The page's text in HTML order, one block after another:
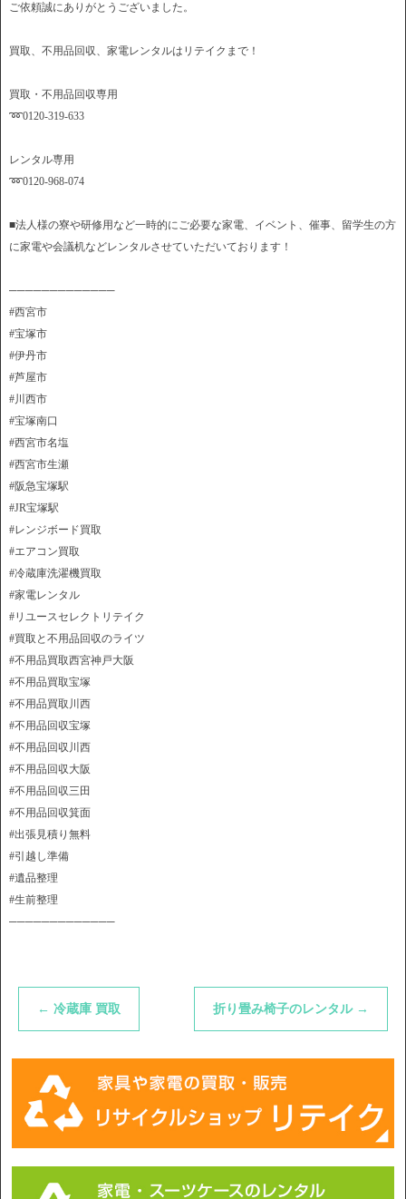
ご依頼誠にありがとうございました。
買取、不用品回収、家電レンタルはリテイクまで！
買取・不用品回収専用
➿0120-319-633
レンタル専用
➿0120-968-074
■法人様の寮や研修用など一時的にご必要な家電、イベント、催事、留学生の方
に家電や会議机などレンタルさせていただいております！
─────────────
#西宮市
#宝塚市
#伊丹市
#芦屋市
#川西市
#宝塚南口
#西宮市名塩
#西宮市生瀬
#阪急宝塚駅
#JR宝塚駅
#レンジボード買取
#エアコン買取
#冷蔵庫洗濯機買取
#家電レンタル
#リユースセレクトリテイク
#買取と不用品回収のライツ
#不用品買取西宮神戸大阪
#不用品買取宝塚
#不用品買取川西
#不用品回収宝塚
#不用品回収川西
#不用品回収大阪
#不用品回収三田
#不用品回収箕面
#出張見積り無料
#引越し準備
#遺品整理
#生前整理
─────────────
← 冷蔵庫 買取 折り畳み椅子のレンタル →